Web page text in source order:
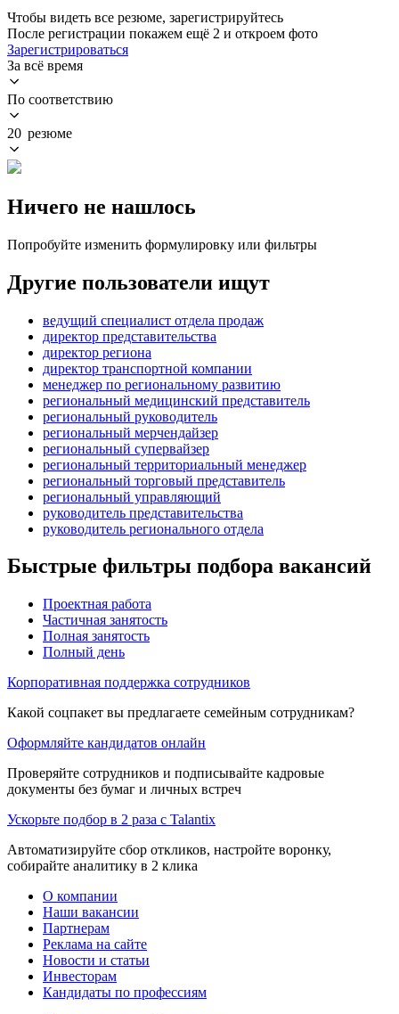
Чтобы видеть все резюме, зарегистрируйтесь
После регистрации покажем ещё 2 и откроем фото
Зарегистрироваться
За всё время
По соответствию
20 резюме
Ничего не нашлось
Попробуйте изменить формулировку или фильтры
Другие пользователи ищут
ведущий специалист отдела продаж
директор представительства
директор региона
директор транспортной компании
менеджер по региональному развитию
региональный медицинский представитель
региональный руководитель
региональный мерчендайзер
региональный супервайзер
региональный территориальный менеджер
региональный торговый представитель
региональный управляющий
руководитель представительства
руководитель регионального отдела
Быстрые фильтры подбора вакансий
Проектная работа
Частичная занятость
Полная занятость
Полный день
Корпоративная поддержка сотрудников
Какой соцпакет вы предлагаете семейным сотрудникам?
Оформляйте кандидатов онлайн
Проверяйте сотрудников и подписывайте кадровые
документы без бумаг и личных встреч
Ускорьте подбор в 2 раза с Talantix
Автоматизируйте сбор откликов, настройте воронку,
собирайте аналитику в 2 клика
О компании
Наши вакансии
Партнерам
Реклама на сайте
Новости и статьи
Инвесторам
Кандидаты по профессиям